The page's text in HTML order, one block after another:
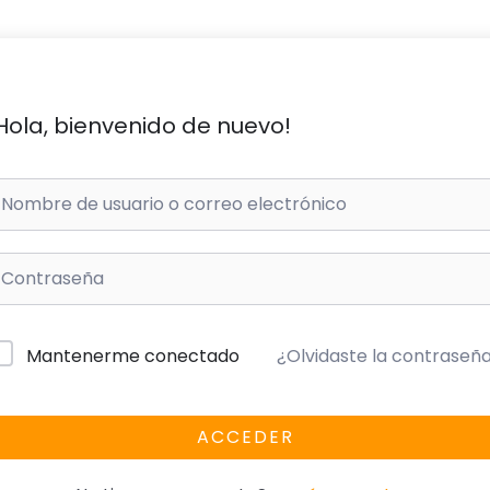
bienvenido de nuevo!
Mantenerme conectado ¿Olvidaste la
ACCEDER